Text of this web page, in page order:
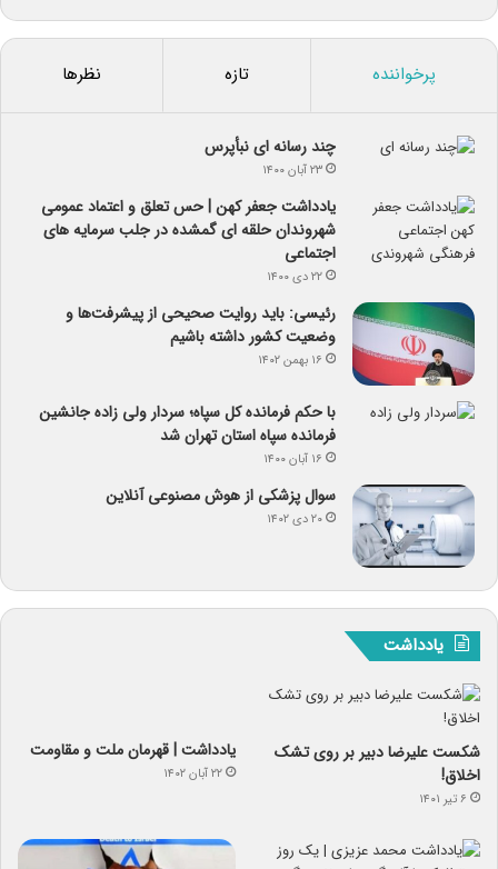
پرخواننده تازه نظرها
چند رسانه ای نبأپرس
۲۳ آبان ۱۴۰۰
یادداشت جعفر کهن | حس تعلق و اعتماد عمومی
شهروندان حلقه ای گمشده در جلب سرمایه های
اجتماعی
۲۲ دی ۱۴۰۰
رئیسی: باید روایت صحیحی از پیشرفت‌ها و
وضعیت کشور داشته باشیم
۱۶ بهمن ۱۴۰۲
با حکم فرمانده کل سپاه؛ سردار ولی زاده جانشین
فرمانده سپاه استان تهران شد
۱۶ آبان ۱۴۰۰
سوال پزشکی از هوش مصنوعی آنلاین
۲۰ دی ۱۴۰۲
یادداشت
شکست علیرضا دبیر بر روی تشک
اخلاق!
۶ تیر ۱۴۰۱
یادداشت | قهرمان ملت و مقاومت
۲۲ آبان ۱۴۰۲